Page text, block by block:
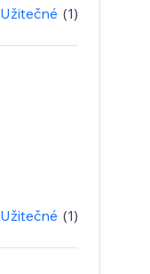
Užitečné (1)
Užitečné (1)